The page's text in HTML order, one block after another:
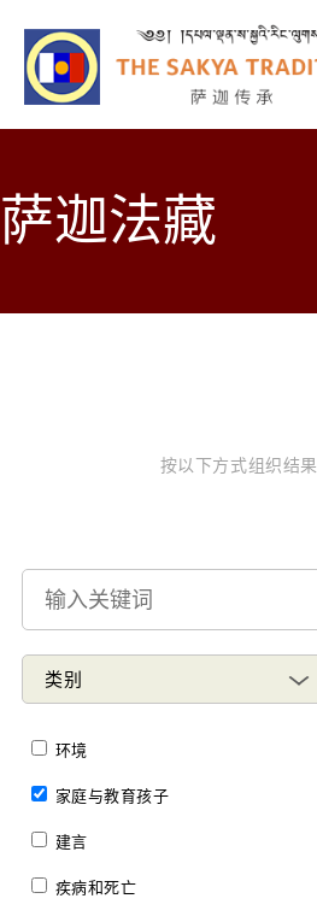
萨迦法藏
按以下方式组织结果
类别
环境
家庭与教育孩子
建言
疾病和死亡